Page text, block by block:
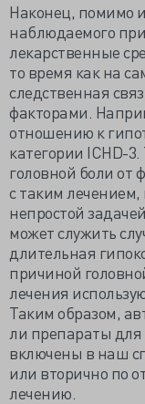
Наконец, помимо
наблюдаемого
лекарственные
то время как на
следственная
факторами.
отношению к
категории ICHD-
головной боли от
с таким лечением,
непростой
может служить
длительная
причиной
лечения
Таким образом,
ли препараты для
включены в наш
или вторично по
лечению.